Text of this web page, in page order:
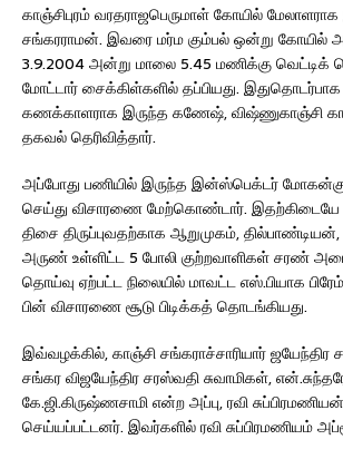
காஞ்சிபுரம் வரதராஜபெருமாள் கோயில்
சங்கரராமன். இவரை மர்ம கும்பல் ஒன்று கோயில்
3.9.2004 அன்று மாலை 5.45 மணிக்கு வெட்டிக்
மோட்டார் சைக்கிள்களில் தப்பியது.
கணக்காளராக இருந்த கணேஷ், விஷ்ணுகாஞ்சி
தகவல் தெரிவித்தார்.
அப்போது பணியில் இருந்த இன்ஸ்பெக்டர்
செய்து விசாரணை மேற்கொண்டார்.
திசை திருப்புவதற்காக ஆறுமுகம்,
அருண் உள்ளிட்ட 5 போலி குற்றவாளிகள் சரண்
தொய்வு ஏற்பட்ட நிலையில் மாவட்ட எஸ்.பியாக
பின் விசாரணை சூடு பிடிக்கத் தொடங்கியது.
இவ்வழக்கில், காஞ்சி சங்கராச்சாரியார் ஜயேந்திர
சங்கர விஜயேந்திர சரஸ்வதி சுவாமிகள்,
கே.ஜி.கிருஷ்ணசாமி என்ற அப்பு, ரவி
செய்யப்பட்டனர். இவர்களில் ரவி சுப்பிரமணியம்